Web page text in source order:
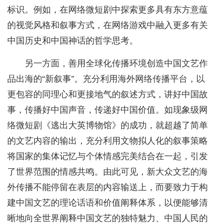
标识。例如，在网络微短剧中探索更多具有东方意蕴
的视觉风格和叙事方式，在网络游戏中融入更多有关
中国历史和中国神话的哲学思考。
另一方面，善用全球化传播环境创造中国文艺作
品出海的“新叙事”。充分利用海外网络传播平台，以
更包容的同理心和更接地气的叙述方式，讲好中国故
事，传播好中国声音，传递好中国价值。如现象级网
络微短剧《逃出大英博物馆》的成功，就超越了简单
的文艺内容的输出，充分利用文物拟人化的叙事策略
将国家的集体记忆与个体情感完美结合在一起，引发
了世界范围的情感共鸣。由此可见，新大众文艺的海
外传播不能停留在表层的内容输送上，而要致力于构
建中国文艺的理论话语和价值阐释体系，以便能够清
晰地向全世界阐释中国文艺的独特魅力、中国人民的